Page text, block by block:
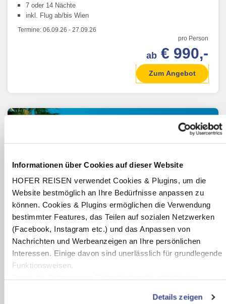
Informationen über Cookies auf dieser Website
HOFER REISEN verwendet Cookies & Plugins, um die
Website bestmöglich an Ihre Bedürfnisse anpassen zu
können. Cookies & Plugins ermöglichen die Verwendung
bestimmter Features, das Teilen auf sozialen Netzwerken
(Facebook, Instagram etc.) und das Anpassen von
Nachrichten und Werbeanzeigen an Ihre persönlichen
Interessen. Einige davon sind unerlässlich für grundlegende
Funktionsweisen.
zusätzliche Dienste bzw. Technologien von Drittanbietern
Details zeigen
7 oder 14 Nächte
inkl. Flug ab/bis Wien
Termine: 06.09.26 - 27.09.26
pro Person
ab € 990,-
Zum Angebot
Skyros